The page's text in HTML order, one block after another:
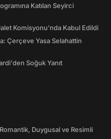
Katılan Seyirci
Komisyonu'nda Kabul Edildi
Çerçeve Yasa Selahattin
Soğuk Yanıt
Duygusal ve Resimli